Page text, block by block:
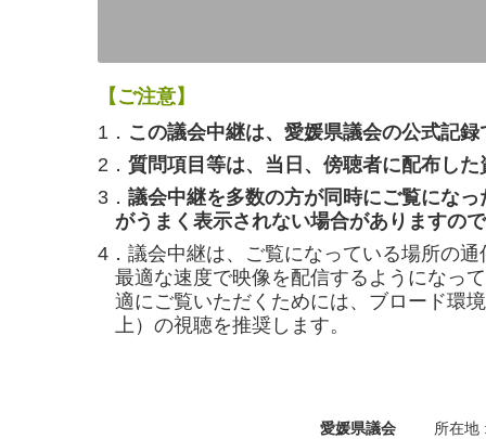
【ご注意】
1． この議会中継は、愛媛県議会の公式記
2． 質問項目等は、当日、傍聴者に配布した
3． 議会中継を多数の方が同時にご覧にな
がうまく表示されない場合がありますの
4．議会中継は、ご覧になっている場所の
最適な速度で映像を配信するようになっ
適にご覧いただくためには、ブロード環
上）の視聴を推奨します。
愛媛県議会
所在地